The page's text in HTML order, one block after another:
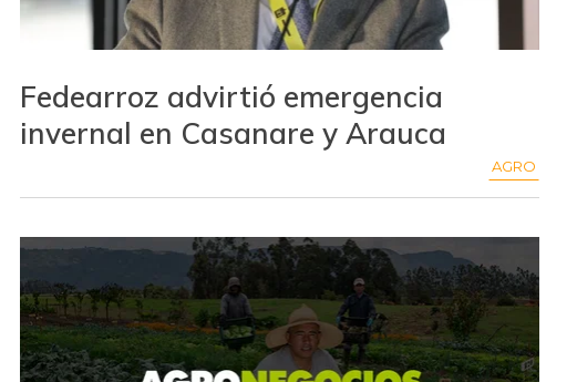
Fedearroz advirtió emergencia
invernal en Casanare y Arauca
AGRO